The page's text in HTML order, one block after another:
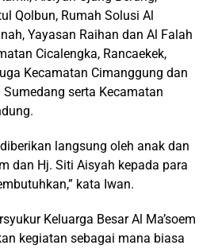
Qolbun, Rumah Solusi Al
Yayasan Raihan dan Al Falah
Cicalengka, Rancaekek,
Kecamatan Cimanggung dan
serta Kecamatan
langsung oleh anak dan
dan Hj. Siti Aisyah kepada para
kata Iwan.
Keluarga Besar Al Ma’soem
kegiatan sebagai mana biasa